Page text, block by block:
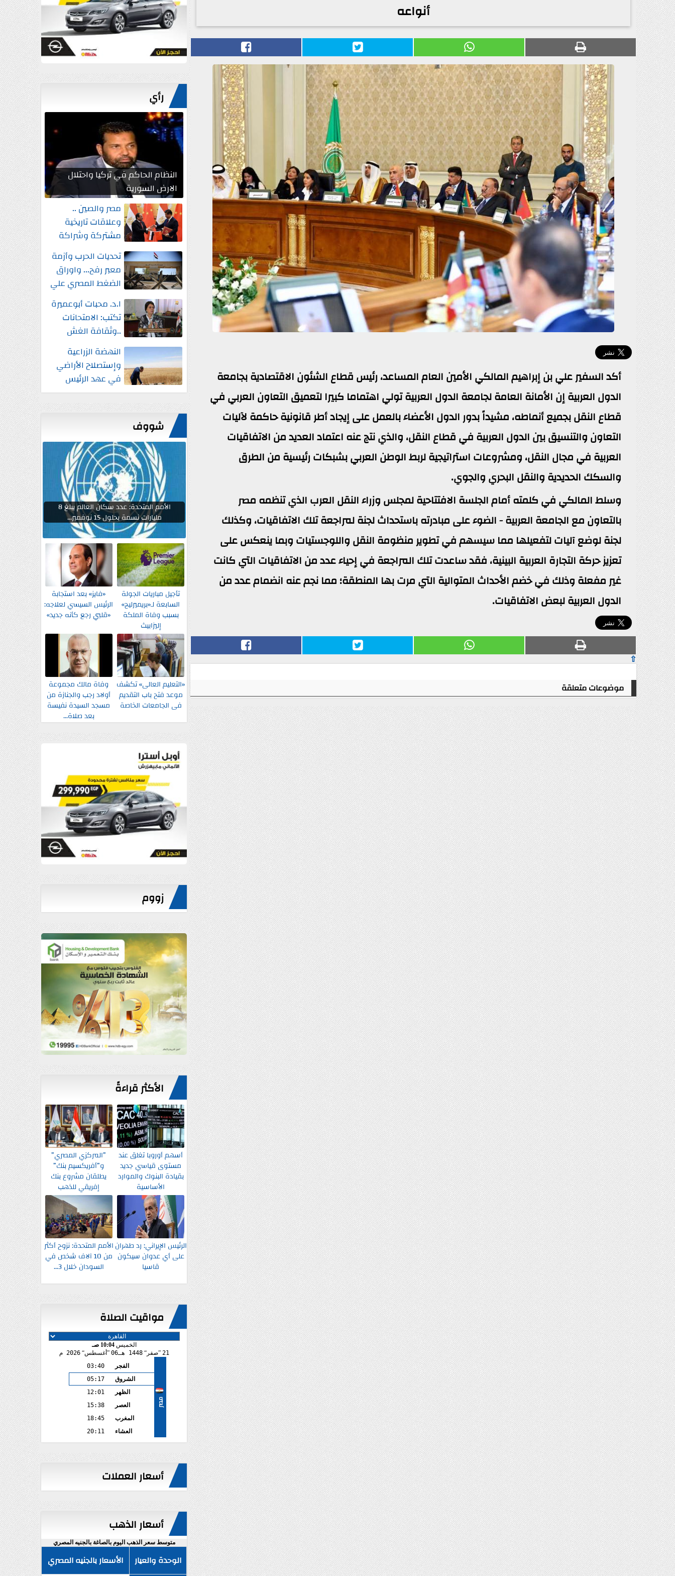
أنواعه
أكد السفير علي بن إبراهيم المالكي الأمين ‏العام المساعد، رئيس قطاع الشئون الاقتصادية بجامعة
الدول العربية إن الأمانة العامة لجامعة الدول العربية تولي اهتماما كبيرا لتعميق التعاون العربي في
قطاع النقل بجميع أنماطه، مشيداً بدور الدول الأعضاء بالعمل على إيجاد أطر قانونية حاكمة لآليات
التعاون والتنسيق بين الدول العربية في قطاع النقل، والذي نتج عنه اعتماد العديد من الاتفاقيات
العربية في مجال النقل، ومشروعات استراتيجية لربط الوطن العربي بشبكات رئيسية من الطرق
والسكك الحديدية والنقل البحري والجوي.
وسلط المالكي في كلمته أمام الجلسة الافتتاحية لمجلس وزراء النقل العرب الذي تنظمه مصر
بالتعاون مع الجامعة العربية - الضوء على مبادرته باستحداث لجنة لمراجعة تلك الاتفاقيات، وكذلك
لجنة لوضع آليات لتفعيلها مما سيسهم في تطوير منظومة النقل واللوجستيات وبما ينعكس على
تعزيز حركة التجارة العربية البينية، فقد ساعدت تلك المراجعة في إحياء عدد من الاتفاقيات التي كانت
غير مفعلة وذلك في خضم الأحداث المتوالية التي مرت بها المنطقة؛ مما نجم عنه انضمام عدد من
الدول العربية لبعض الاتفاقيات.
⇧
موضوعات متعلقة
رأي
النظام الحاكم في تركيا واحتلال
الارض السورية
مصر والصين ..
وعلاقات تاريخية
مشتركة وشراكة
إستراتيجية شاملة
واستثمارات جديدةتحديات الحرب وأزمة
معبر رفح... واوراق
الضغط المصري علي
ا.د. محبات أبوعميرة
تكتب: الامتحانات
..وثقافة الغش
النهضة الزراعية
وإستصلاح الأراضي
في عهد الرئيس
السيسي
شووف
الأمم المتحدة: عدد سكان العالم يبلغ 8
مليارات نسمة بحلول 15 نوفمبر...
تأجيل مباريات الجولة
السابعة لـ«بريميرليج»
بسبب وفاة الملكة
إليزابيث
«فايز» بعد استجابة
الرئيس السيسي لعلاجه:
«قلبي رجع كأنه جديد»
«التعليم العالى» تكشف
موعد فتح باب التقديم
فى الجامعات الخاصة
وفاة مالك مجموعة
أولاد رجب والجنازة من
مسجد السيدة نفيسة
بعد صلاة...
زووم
الأكثر قراءةً
أسهم أوروبا تغلق عند
مستوى قياسي جديد
بقيادة البنوك والموارد
الأساسية
”المركزي المصري”
و”أفريكسيم بنك”
يطلقان مشروع بنك
إفريقي للذهب
الرئيس الإيراني: رد طهران
على أي عدوان سيكون
قاسيا
الأمم المتحدة: نزوح أكثر
من 10 آلاف شخص في
السودان خلال 3...
مواقيت الصلاة
الخميس10:04 صـ
21
صفر 1448 هـ 06 أغسطس 2026 م
مصر
الفجر
03:40
الشروق
05:17
الظهر
12:01
العصر
15:38
المغرب
18:45
العشاء
20:11
أسعار العملات
أسعار الذهب
متوسط سعر الذهب اليوم بالصاغة بالجنيه المصري
الوحدة والعيار الأسعار بالجنيه المصري